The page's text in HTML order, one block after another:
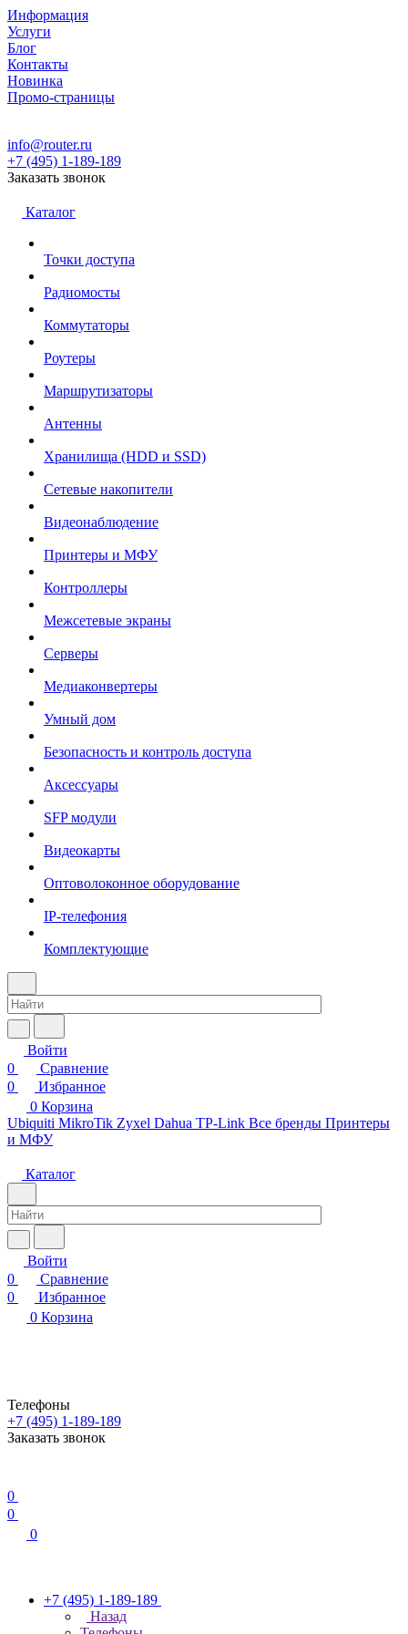
Информация
Услуги
Блог
Контакты
Новинка
Промо-страницы
info@router.ru
+7 (495) 1-189-189
Заказать звонок
Каталог
Точки доступа
Радиомосты
Коммутаторы
Роутеры
Маршрутизаторы
Антенны
Хранилища (HDD и SSD)
Сетевые накопители
Видеонаблюдение
Принтеры и МФУ
Контроллеры
Межсетевые экраны
Серверы
Медиаконвертеры
Умный дом
Безопасность и контроль доступа
Аксессуары
SFP модули
Видеокарты
Оптоволоконное оборудование
IP-телефония
Комплектующие
Войти
0
Сравнение
0
Избранное
0 Корзина
Ubiquiti MikroTik Zyxel Dahua TP-Link Все бренды Принтеры
и МФУ
Каталог
Войти
0
Сравнение
0
Избранное
0 Корзина
Телефоны
+7 (495) 1-189-189
Заказать звонок
0
0
0
+7 (495) 1-189-189
Назад